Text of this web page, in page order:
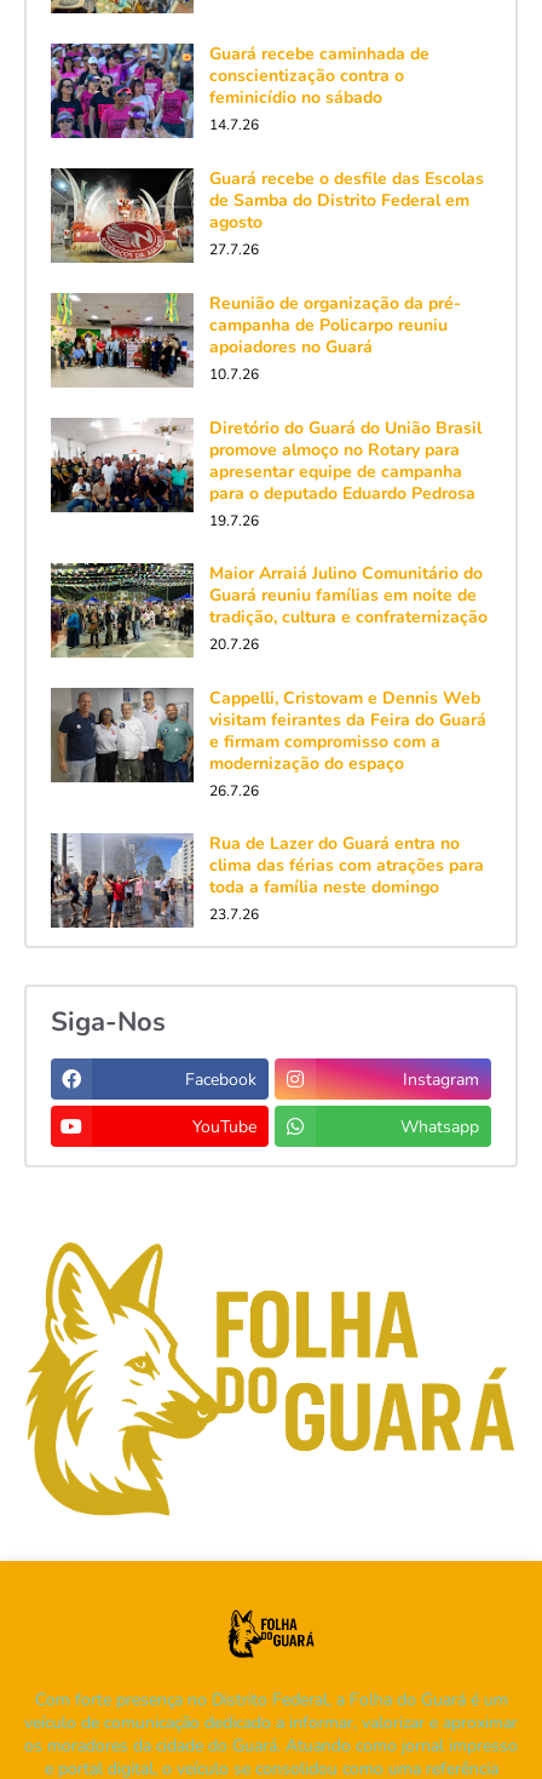
Guará recebe caminhada de
conscientização contra o
feminicídio no sábado
14.7.26
Guará recebe o desfile das Escolas
de Samba do Distrito Federal em
agosto
27.7.26
Reunião de organização da pré-
campanha de Policarpo reuniu
apoiadores no Guará
10.7.26
Diretório do Guará do União Brasil
promove almoço no Rotary para
apresentar equipe de campanha
para o deputado Eduardo Pedrosa
19.7.26
Maior Arraiá Julino Comunitário do
Guará reuniu famílias em noite de
tradição, cultura e confraternização
20.7.26
Cappelli, Cristovam e Dennis Web
visitam feirantes da Feira do Guará
e firmam compromisso com a
modernização do espaço
26.7.26
Rua de Lazer do Guará entra no
clima das férias com atrações para
toda a família neste domingo
23.7.26
Siga-Nos
Facebook Instagram
YouTube Whatsapp
Com forte presença no Distrito Federal, a Folha do Guará é um
veículo de comunicação dedicado a informar, valorizar e aproximar
os moradores da cidade do Guará. Atuando como jornal impresso
e portal digital, o veículo se consolidou como uma referência